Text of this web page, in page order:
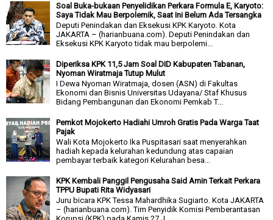
Soal Buka-bukaan Penyelidikan Perkara Formula E, Karyoto:
Saya Tidak Mau Berpolemik, Saat Ini Belum Ada Tersangka
Deputi Penindakan dan Eksekusi KPK Karyoto. Kota
JAKARTA – (harianbuana.com). Deputi Penindakan dan
Eksekusi KPK Karyoto tidak mau berpolemi...
Diperiksa KPK 11,5 Jam Soal DID Kabupaten Tabanan,
Nyoman Wiratmaja Tutup Mulut
I Dewa Nyoman Wiratmaja, dosen (ASN) di Fakultas
Ekonomi dan Bisnis Universitas Udayana/ Staf Khusus
Bidang Pembangunan dan Ekonomi Pemkab T...
Pemkot Mojokerto Hadiahi Umroh Gratis Pada Warga Taat
Pajak
Wali Kota Mojokerto Ika Puspitasari saat menyerahkan
hadiah kepada kelurahan kedundung atas capaian
pembayar terbaik kategori Kelurahan besa...
KPK Kembali Panggil Pengusaha Said Amin Terkait Perkara
TPPU Bupati Rita Widyasari
Juru bicara KPK Tessa Mahardhika Sugiarto. Kota JAKARTA
– (harianbuana.com). Tim Penyidik Komisi Pemberantasan